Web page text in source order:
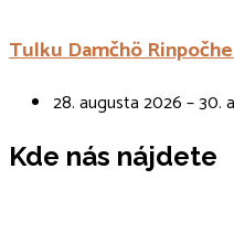
Tulku Damčhö
28. augusta 2026 – 30.
Kde nás nájdete